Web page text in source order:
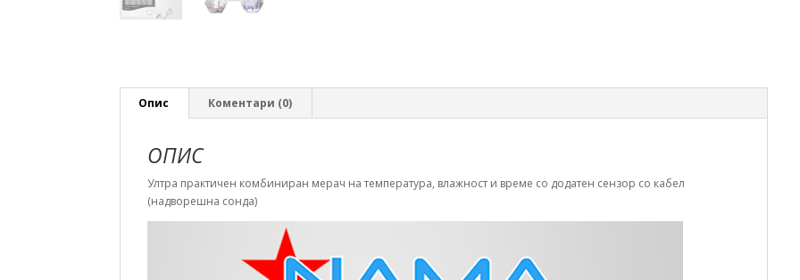
Опис Коментари (0)
ОПИС
Ултра практичен комбиниран мерач на температура, влажност и време со додатен сензор со кабел
(надворешна сонда)